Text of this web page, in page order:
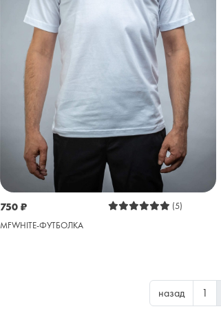
750 ₽
(5)
MFWHITE-ФУТБОЛКА
назад 1